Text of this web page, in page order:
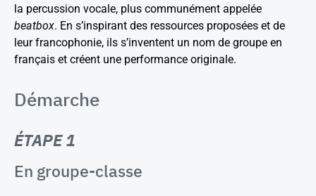
la percussion vocale, plus communément appelée
beatbox. En s’inspirant des ressources proposées et de
leur francophonie, ils s’inventent un nom de groupe en
français et créent une performance originale.
Démarche
ÉTAPE 1
En groupe-classe